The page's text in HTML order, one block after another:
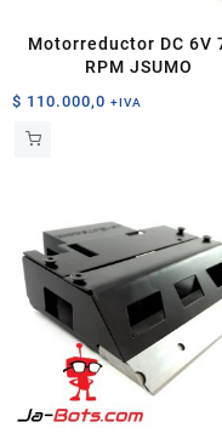
Motorreductor DC 6V
RPM JSUMO
$ 110.000,0 +IVA